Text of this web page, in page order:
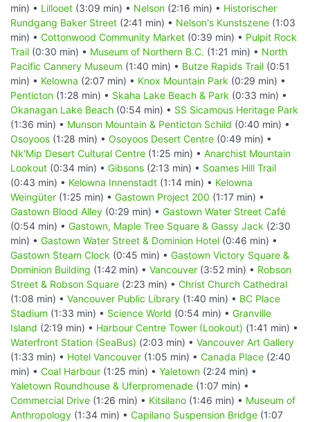
min) • Lillooet (3:09 min) • Nelson (2:16 min) • Historischer
Rundgang Baker Street (2:41 min) • Nelson's Kunstszene (1:03
min) • Cottonwood Community Market (0:39 min) • Pulpit Rock
Trail (0:30 min) • Museum of Northern B.C. (1:21 min) • North
Pacific Cannery Museum (1:40 min) • Butze Rapids Trail (0:51
min) • Kelowna (2:07 min) • Knox Mountain Park (0:29 min) •
Penticton (1:28 min) • Skaha Lake Beach & Park (0:33 min) •
Okanagan Lake Beach (0:54 min) • SS Sicamous Heritage Park
(1:36 min) • Munson Mountain & Penticton Schild (0:40 min) •
Osoyoos (1:28 min) • Osoyoos Desert Centre (0:49 min) •
Nk'Mip Desert Cultural Centre (1:25 min) • Anarchist Mountain
Lookout (0:34 min) • Gibsons (2:13 min) • Soames Hill Trail
(0:43 min) • Kelowna Innenstadt (1:14 min) • Kelowna
Weingüter (1:25 min) • Gastown Project 200 (1:17 min) •
Gastown Blood Alley (0:29 min) • Gastown Water Street Café
(0:54 min) • Gastown, Maple Tree Square & Gassy Jack (2:30
min) • Gastown Water Street & Dominion Hotel (0:46 min) •
Gastown Steam Clock (0:45 min) • Gastown Victory Square &
Dominion Building (1:42 min) • Vancouver (3:52 min) • Robson
Street & Robson Square (2:23 min) • Christ Church Cathedral
(1:08 min) • Vancouver Public Library (1:40 min) • BC Place
Stadium (1:33 min) • Science World (0:54 min) • Granville
Island (2:19 min) • Harbour Centre Tower (Lookout) (1:41 min) •
Waterfront Station (SeaBus) (2:03 min) • Vancouver Art Gallery
(1:33 min) • Hotel Vancouver (1:05 min) • Canada Place (2:40
min) • Coal Harbour (1:25 min) • Yaletown (2:24 min) •
Yaletown Roundhouse & Uferpromenade (1:07 min) •
Commercial Drive (1:26 min) • Kitsilano (1:46 min) • Museum of
Anthropology (1:34 min) • Capilano Suspension Bridge (1:07